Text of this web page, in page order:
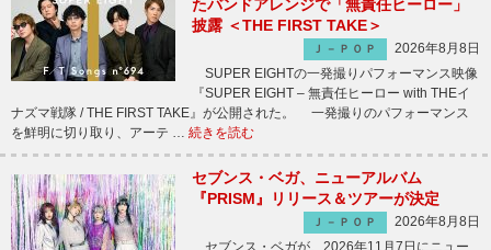
たバンドアレンジで「無責任ヒーロー」
披露 ＜THE FIRST TAKE＞
Ｊ－ＰＯＰ
2026年8月8日
SUPER EIGHTの一発撮りパフォーマンス映像
『SUPER EIGHT – 無責任ヒーロー with THEイ
ナズマ戦隊 / THE FIRST TAKE』が公開された。 一発撮りのパフォーマンス
を鮮明に切り取り、アーテ … 続きを読む
セブンス・ベガ、ニューアルバム
『PRISM』リリース＆ツアーが決定
Ｊ－ＰＯＰ
2026年8月8日
セブンス・ベガが、2026年11月7日にニュー